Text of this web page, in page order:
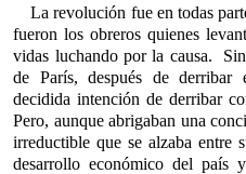
La revolución fue en todas
fueron los obreros quienes
vidas luchando por la causa.
de París, después de
decidida intención de derribar
Pero, aunque abrigaban una
irreductible que se alzaba entre
desarrollo económico del país